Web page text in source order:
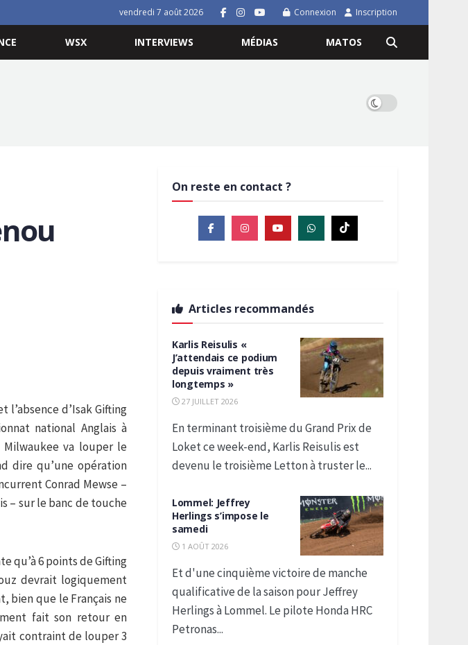
vendredi 7 août 2026 Connexion Inscription
WSX INTERVIEWS MÉDIAS MATOS
d’Isak Gifting
national Anglais à
va louper le
dire qu’une opération
Conrad Mewse –
– sur le banc de touche
qu’à 6 points de Gifting
devrait logiquement
bien que le Français ne
fait son retour en
contraint de louper 3
On reste en contact ?
Articles recommandés
Karlis Reisulis «
J’attendais ce podium
depuis vraiment très
longtemps »
27 JUILLET 2026
En terminant troisième du Grand Prix de
Loket ce week-end, Karlis Reisulis est
devenu le troisième Letton à truster le...
Lommel: Jeffrey
Herlings s’impose le
samedi
1 AOÛT 2026
Et d'une cinquième victoire de manche
qualificative de la saison pour Jeffrey
Herlings à Lommel. Le pilote Honda HRC
Petronas...